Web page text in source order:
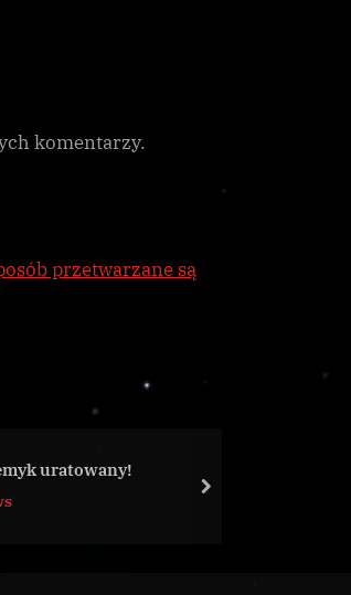
komentarzy.
przetwarzane są
Starport jest sprawny
next